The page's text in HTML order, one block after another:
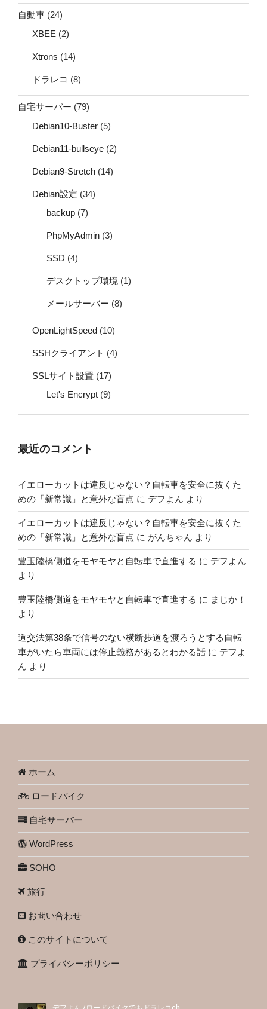
自動車 (24)
XBEE (2)
Xtrons (14)
ドラレコ (8)
自宅サーバー (79)
Debian10-Buster (5)
Debian11-bullseye (2)
Debian9-Stretch (14)
Debian設定 (34)
backup (7)
PhpMyAdmin (3)
SSD (4)
デスクトップ環境 (1)
メールサーバー (8)
OpenLightSpeed (10)
SSHクライアント (4)
SSLサイト設置 (17)
Let's Encrypt (9)
最近のコメント
イエローカットは違反じゃない？自転車を安全に抜くた
めの「新常識」と意外な盲点 に デフよん より
イエローカットは違反じゃない？自転車を安全に抜くた
めの「新常識」と意外な盲点 に がんちゃん より
豊玉陸橋側道をモヤモヤと自転車で直進する に デフよん
より
豊玉陸橋側道をモヤモヤと自転車で直進する に まじか！
より
道交法第38条で信号のない横断歩道を渡ろうとする自転
車がいたら車両には停止義務があるとわかる話 に デフよ
ん より
ホーム
ロードバイク
自宅サーバー
WordPress
SOHO
旅行
お問い合わせ
このサイトについて
プライバシーポリシー